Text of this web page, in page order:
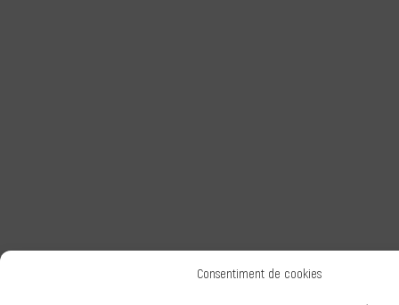
Consentiment de cookies